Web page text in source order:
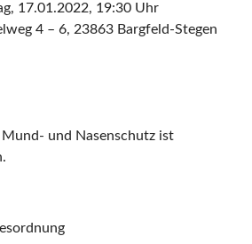
17.01.2022, 19:30 Uhr
4 – 6, 23863 Bargfeld-Stegen
Mund- und Nasenschutz ist